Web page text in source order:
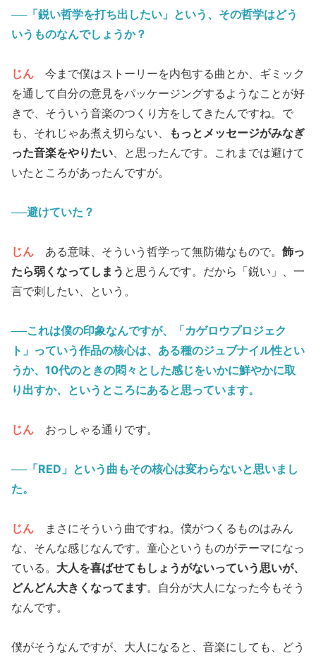
──「鋭い哲学を打ち出したい」という、その哲学はどう
いうものなんでしょうか？
じん 今まで僕はストーリーを内包する曲とか、ギミック
を通して自分の意見をパッケージングするようなことが好
きで、そういう音楽のつくり方をしてきたんですね。で
も、それじゃあ煮え切らない、
もっとメッセージがみなぎ
った音楽をやりたい 、と思ったんです。これまでは避けて
いたところがあったんですが。
──避けていた？
じん ある意味、そういう哲学って無防備なもので。 飾っ
たら弱くなってしまう と思うんです。だから「鋭い」、一
言で刺したい、という。
──これは僕の印象なんですが、「カゲロウプロジェク
ト」っていう作品の核心は、ある種のジュブナイル性とい
うか、10代のときの悶々とした感じをいかに鮮やかに取
り出すか、というところにあると思っています。
じん おっしゃる通りです。
──「RED」という曲もその核心は変わらないと思いまし
た。
じん まさにそういう曲ですね。僕がつくるものはみん
な、そんな感じなんです。童心というものがテーマになっ
ている。 大人を喜ばせてもしょうがないっていう思いが、
どんどん大きくなってます。自分が大人になった今もそう
なんです。
僕がそうなんですが、大人になると、音楽にしても、どう